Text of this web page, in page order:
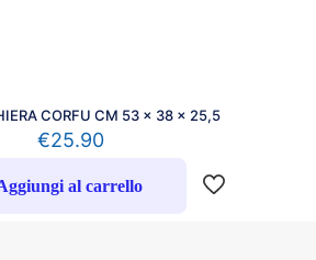
CORFU CM 53 x 38 x 25,5
€25.90
al carrello